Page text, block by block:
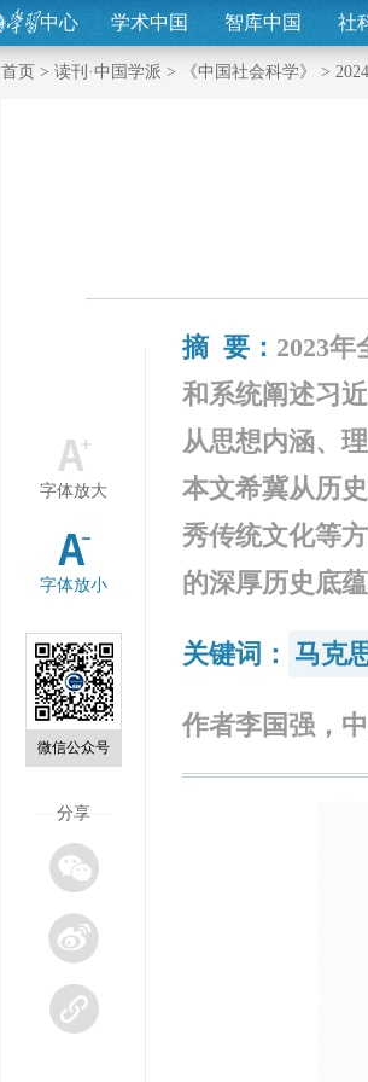
中心 学术中国 智库中国 社
首页 > 读刊·中国学派 > 《中国社会科学》 >
字体放大
字体放小
微信公众号
分享
摘 要： 2023
和系统阐述习
从思想内涵、
本文希冀从历
秀传统文化等
的深厚历史底
关键词： 马克
作者李国强，